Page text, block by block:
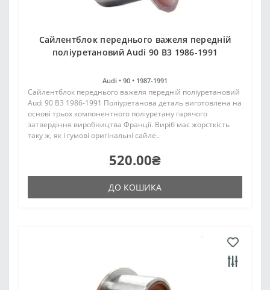
Cайлентблок переднього важеля передній
поліуретановий Audi 90 B3 1986-1991
Audi • 90 • 1987-1991
Cайлентблок переднього важеля передній поліуретановий
Audi 90 B3 1986-1991 Поліуретанова деталь виготовлена на
основі трьох компонентного поліуретану гарячого
затвердіння виробництва Франції. Виріб має жорсткість
таку ж, як і гумові оригінальні сайле..
520.00₴
ДО КОШИКА